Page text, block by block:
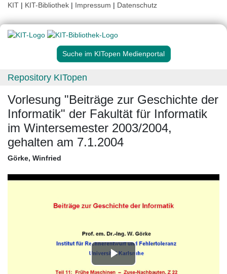
KIT | KIT-Bibliothek | Impressum | Datenschutz
Suche im KITopen Medienportal
Repository KITopen
Vorlesung "Beiträge zur Geschichte der
Informatik" der Fakultät für Informatik
im Wintersemester 2003/2004,
gehalten am 7.1.2004
Görke, Winfried
Play